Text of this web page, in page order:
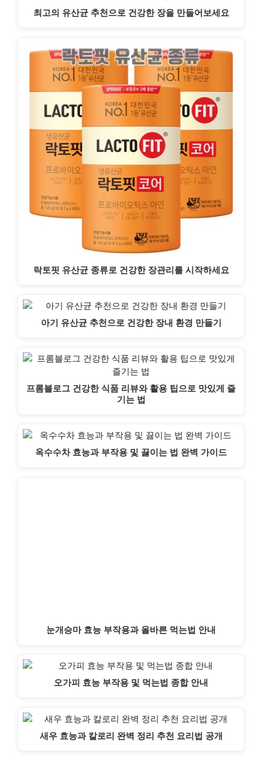
최고의 유산균 추천으로 건강한 장을 만들어보세요
락토핏 유산균 종류로 건강한 장관리를 시작하세요
아기 유산균 추천으로 건강한 장내 환경 만들기
프롬블로그 건강한 식품 리뷰와 활용 팁으로 맛있게 즐
기는 법
옥수수차 효능과 부작용 및 끓이는 법 완벽 가이드
눈개승마 효능 부작용과 올바른 먹는법 안내
오가피 효능 부작용 및 먹는법 종합 안내
새우 효능과 칼로리 완벽 정리 추천 요리법 공개